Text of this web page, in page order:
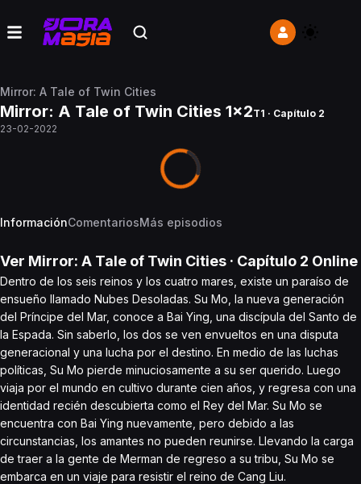
Mirror: A Tale of Twin Cities
Mirror: A Tale of Twin Cities 1x2T1 · Capítulo 2
23-02-2022
InformaciónComentariosMás episodios
Ver Mirror: A Tale of Twin Cities · Capítulo 2 Online
Dentro de los seis reinos y los cuatro mares, existe un paraíso de
ensueño llamado Nubes Desoladas. Su Mo, la nueva generación
del Príncipe del Mar, conoce a Bai Ying, una discípula del Santo de
la Espada. Sin saberlo, los dos se ven envueltos en una disputa
generacional y una lucha por el destino. En medio de las luchas
políticas, Su Mo pierde minuciosamente a su ser querido. Luego
viaja por el mundo en cultivo durante cien años, y regresa con una
identidad recién descubierta como el Rey del Mar. Su Mo se
encuentra con Bai Ying nuevamente, pero debido a las
circunstancias, los amantes no pueden reunirse. Llevando la carga
de traer a la gente de Merman de regreso a su tribu, Su Mo se
embarca en un viaje para resistir el reino de Cang Liu.